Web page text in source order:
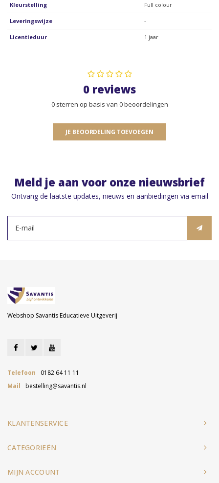
Kleurstelling Full colour
Leveringswijze -
Licentieduur 1 jaar
0 reviews
0 sterren op basis van 0 beoordelingen
JE BEOORDELING TOEVOEGEN
Meld je aan voor onze nieuwsbrief
Ontvang de laatste updates, nieuws en aanbiedingen via email
Webshop Savantis Educatieve Uitgeverij
Telefoon
0182 64 11 11
Mail
bestelling@savantis.nl
KLANTENSERVICE
CATEGORIEËN
MIJN ACCOUNT